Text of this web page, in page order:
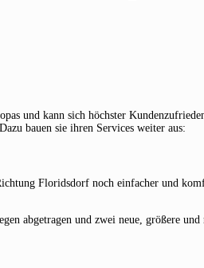
und kann sich höchster
bauen sie ihren Services weiter aus:
Floridsdorf noch einfacher und
abgetragen und zwei neue, größere und